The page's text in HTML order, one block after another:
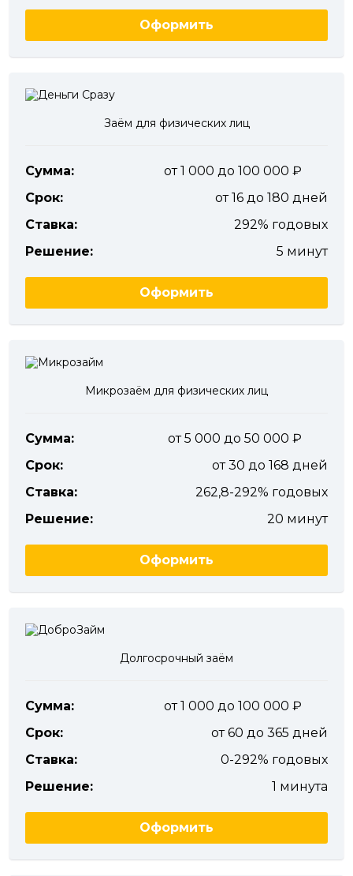
Оформить
Заём для физических лиц
Сумма:
от 1 000 до 100 000
Срок:
от 16 до 180 дней
Ставка:
292% годовых
Решение:
5 минут
Оформить
Микрозаём для физических лиц
Сумма:
от 5 000 до 50 000
Срок:
от 30 до 168 дней
Ставка:
262,8-292% годовых
Решение:
20 минут
Оформить
Долгосрочный заём
Сумма:
от 1 000 до 100 000
Срок:
от 60 до 365 дней
Ставка:
0-292% годовых
Решение:
1 минута
Оформить